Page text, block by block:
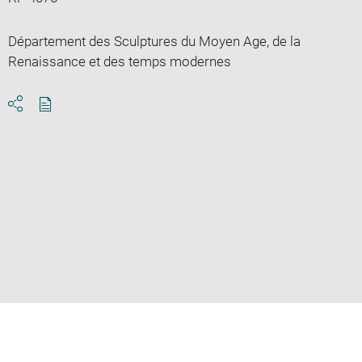
Département des Sculptures du Moyen Age, de la
Renaissance et des temps modernes